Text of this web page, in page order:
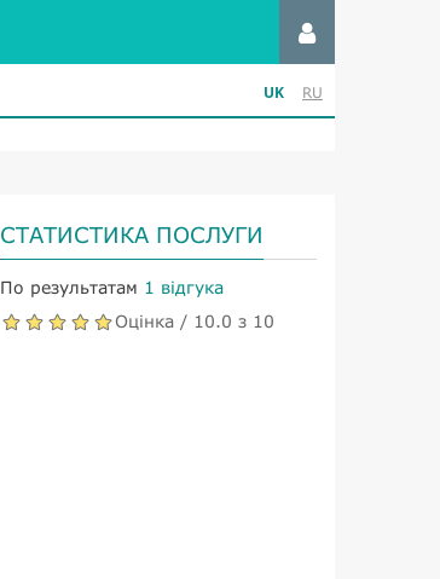
UK RU
СТАТИСТИКА ПОСЛУГИ
По результатам 1 відгука
Оцінка / 10.0 з 10